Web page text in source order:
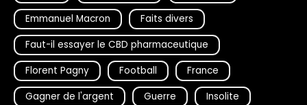
Emmanuel Macron
Faits divers
Faut-il essayer le CBD pharmaceutique
Florent Pagny
Football
France
Gagner de l'argent
Guerre
Insolite